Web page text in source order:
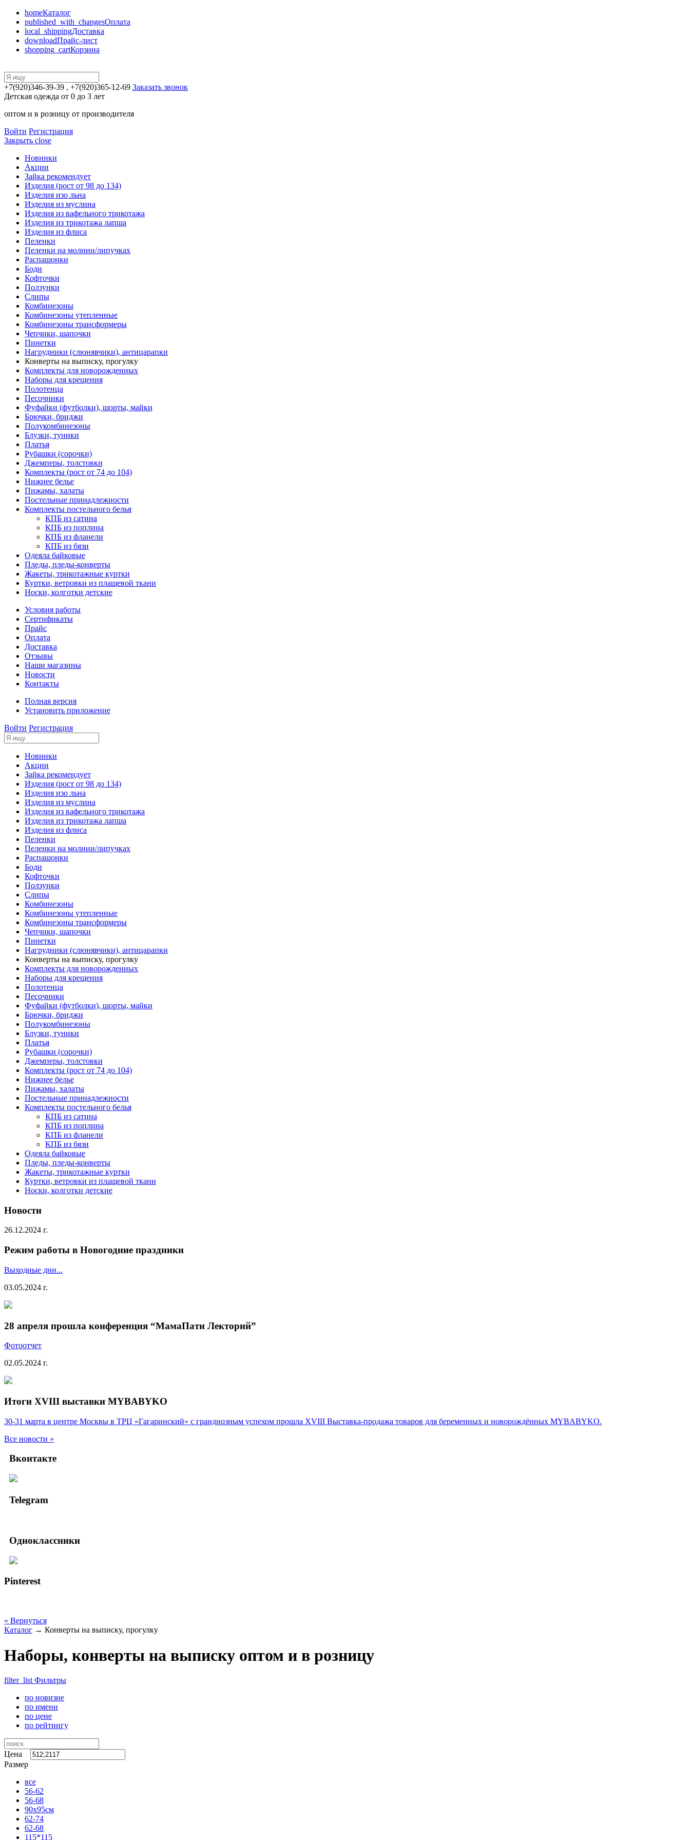
homeКаталог
published_with_changesОплата
local_shippingДоставка
downloadПрайс-лист
shopping_cartКорзина
+7(920)346-39-39 , +7(920)365-12-69 Заказать звонок
Детская одежда от 0 до 3 лет
оптом и в розницу от производителя
Войти Регистрация
Закрыть close
Новинки
Акции
Зайка рекомендует
Изделия (рост от 98 до 134)
Изделия изо льна
Изделия из муслина
Изделия из вафельного трикотажа
Изделия из трикотажа лапша
Изделия из флиса
Пеленки
Пеленки на молнии/липучках
Распашонки
Боди
Кофточки
Ползунки
Слипы
Комбинезоны
Комбинезоны утепленные
Комбинезоны трансформеры
Чепчики, шапочки
Пинетки
Нагрудники (слюнявчики), антицарапки
Конверты на выписку, прогулку
Комплекты для новорожденных
Наборы для крещения
Полотенца
Песочники
Фуфайки (футболки), шорты, майки
Брючки, бриджи
Полукомбинезоны
Блузки, туники
Платья
Рубашки (сорочки)
Джемперы, толстовки
Комплекты (рост от 74 до 104)
Нижнее белье
Пижамы, халаты
Постельные принадлежности
Комплекты постельного белья
КПБ из сатина
КПБ из поплина
КПБ из фланели
КПБ из бязи
Одеяла байковые
Пледы, пледы-конверты
Жакеты, трикотажные куртки
Куртки, ветровки из плащевой ткани
Носки, колготки детские
Условия работы
Сертификаты
Прайс
Оплата
Доставка
Отзывы
Наши магазины
Новости
Контакты
Полная версия
Установить приложение
Войти Регистрация
Новинки
Акции
Зайка рекомендует
Изделия (рост от 98 до 134)
Изделия изо льна
Изделия из муслина
Изделия из вафельного трикотажа
Изделия из трикотажа лапша
Изделия из флиса
Пеленки
Пеленки на молнии/липучках
Распашонки
Боди
Кофточки
Ползунки
Слипы
Комбинезоны
Комбинезоны утепленные
Комбинезоны трансформеры
Чепчики, шапочки
Пинетки
Нагрудники (слюнявчики), антицарапки
Конверты на выписку, прогулку
Комплекты для новорожденных
Наборы для крещения
Полотенца
Песочники
Фуфайки (футболки), шорты, майки
Брючки, бриджи
Полукомбинезоны
Блузки, туники
Платья
Рубашки (сорочки)
Джемперы, толстовки
Комплекты (рост от 74 до 104)
Нижнее белье
Пижамы, халаты
Постельные принадлежности
Комплекты постельного белья
КПБ из сатина
КПБ из поплина
КПБ из фланели
КПБ из бязи
Одеяла байковые
Пледы, пледы-конверты
Жакеты, трикотажные куртки
Куртки, ветровки из плащевой ткани
Носки, колготки детские
Новости
26.12.2024 г.
Режим работы в Новогодние праздники
Выходные дни...
03.05.2024 г.
28 апреля прошла конференция “МамаПати Лекторий”
Фотоотчет
02.05.2024 г.
Итоги XVIII выставки MYBABYKO
30-31 марта в центре Москвы в ТРЦ «Гагаринский» с грандиозным успехом прошла XVIII Выставка-продажа товаров для беременных и новорождённых MYBABYKO.
Все новости »
Вконтакте
Telegram
Одноклассники
Pinterest
« Вернуться
Каталог → Конверты на выписку, прогулку
Наборы, конверты на выписку оптом и в розницу
filter_list Фильтры
по новизне
по имени
по цене
по рейтингу
Цена
Размер
все
56-62
56-68
90x95см
62-74
62-68
115*115